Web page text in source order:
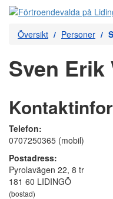
Översikt Personer
Sven Erik
Telefon:
0707250365 (mobil)
Postadress:
Pyrolavägen 22, 8 tr
181 60 LIDINGÖ
(bostad)